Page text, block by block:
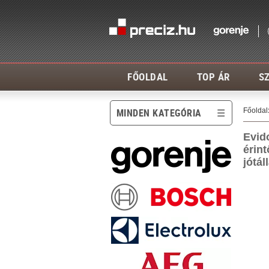
FŐOLDAL TOP ÁR
MINDEN KATEGÓRIA Főoldal